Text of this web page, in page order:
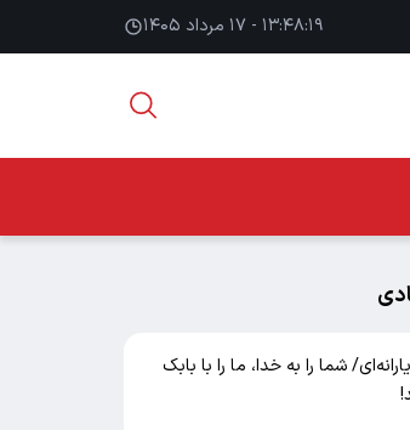
۱۳:۴۸:۲۰ - ۱۷ مرداد ۱۴۰۵
شما را به خدا، ما را با بابک